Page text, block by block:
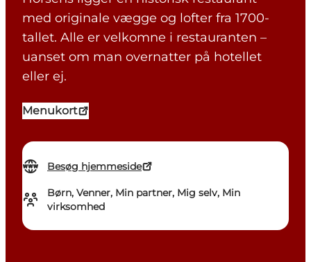
med originale vægge og lofter fra 1700-
tallet. Alle er velkomne i restauranten –
uanset om man overnatter på hotellet
eller ej.
Menukort
Besøg hjemmeside
Børn, Venner, Min partner, Mig selv, Min
virksomhed